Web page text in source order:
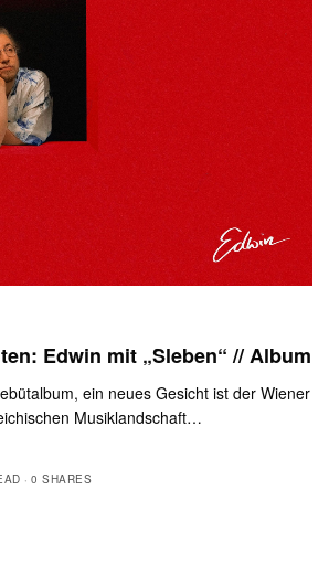
Edwin mit „Sleben“ // Album
ein neues Gesicht ist der Wiener
Musiklandschaft…
0 SHARES